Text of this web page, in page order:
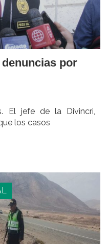
por
El jefe de la Divincri,
los casos